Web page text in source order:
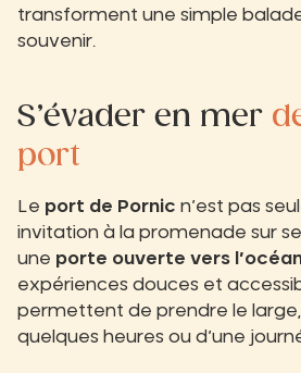
transforment une simple
souvenir.
S’évader en mer
port
Le port de Pornic n’est pas
invitation à la promenade sur
une porte ouverte vers
expériences douces et
permettent de prendre le
quelques heures ou d’une